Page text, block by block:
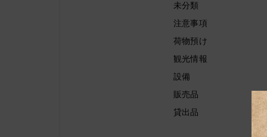
未分類
注意事項
荷物預け
観光情報
設備
販売品
貸出品